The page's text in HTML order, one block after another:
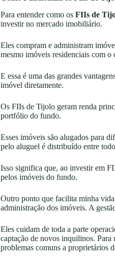
Para entender como os FIIs de
investir no mercado imobiliário.
Eles compram e administram
mesmo imóveis residenciais com
E essa é uma das grandes
imóvel diretamente.
Os FIIs de Tijolo geram renda
portfólio do fundo.
Esses imóveis são alugados para
pelo aluguel é distribuído entre
Isso significa que, ao investir em
pelos imóveis do fundo.
Outro ponto que facilita minha
administração dos imóveis. A
Eles cuidam de toda a parte
captação de novos inquilinos.
problemas comuns a proprietários